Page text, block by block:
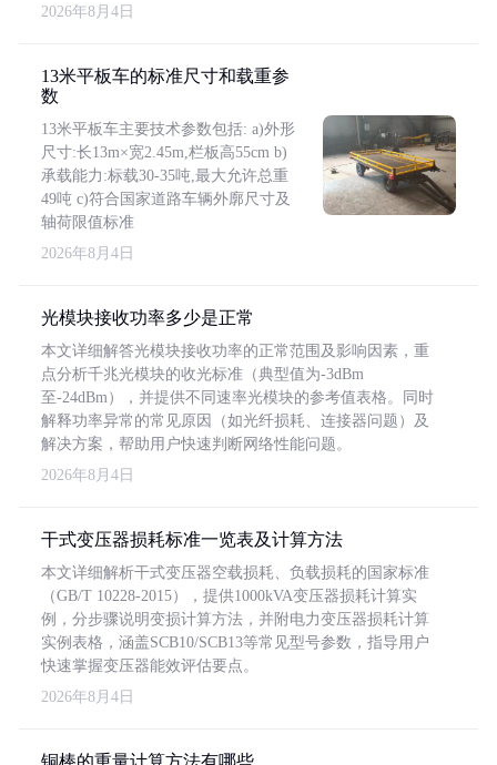
2026年8月4日
13米平板车的标准尺寸和载重参
数
13米平板车主要技术参数包括: a)外形
尺寸:长13m×宽2.45m,栏板高55cm b)
承载能力:标载30-35吨,最大允许总重
49吨 c)符合国家道路车辆外廓尺寸及
轴荷限值标准
2026年8月4日
光模块接收功率多少是正常
本文详细解答光模块接收功率的正常范围及影响因素，重
点分析千兆光模块的收光标准（典型值为-3dBm
至-24dBm），并提供不同速率光模块的参考值表格。同时
解释功率异常的常见原因（如光纤损耗、连接器问题）及
解决方案，帮助用户快速判断网络性能问题。
2026年8月4日
干式变压器损耗标准一览表及计算方法
本文详细解析干式变压器空载损耗、负载损耗的国家标准
（GB/T 10228-2015），提供1000kVA变压器损耗计算实
例，分步骤说明变损计算方法，并附电力变压器损耗计算
实例表格，涵盖SCB10/SCB13等常见型号参数，指导用户
快速掌握变压器能效评估要点。
2026年8月4日
铜棒的重量计算方法有哪些